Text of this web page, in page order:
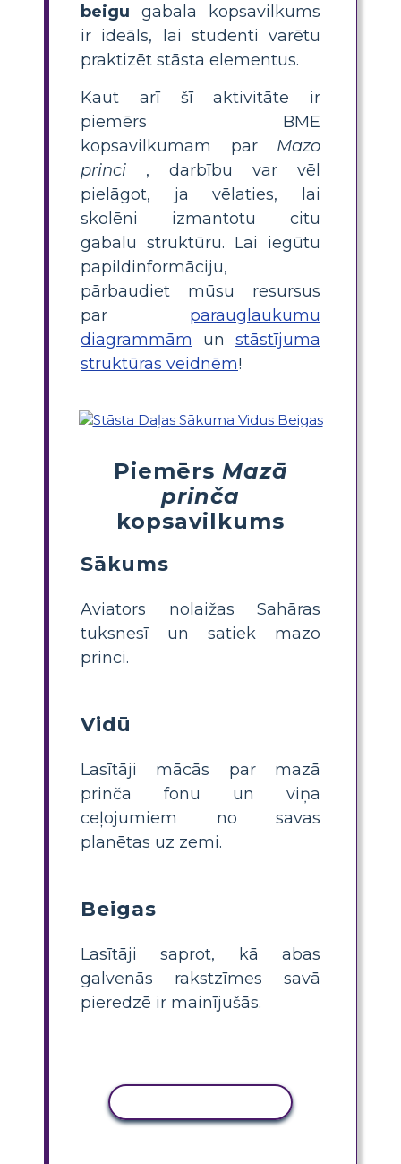
beigu gabala kopsavilkums
ir ideāls, lai studenti varētu
praktizēt stāsta elementus.
Kaut arī šī aktivitāte ir
piemērs BME
kopsavilkumam par Mazo
princi , darbību var vēl
pielāgot, ja vēlaties, lai
skolēni izmantotu citu
gabalu struktūru. Lai iegūtu
papildinformāciju,
pārbaudiet mūsu resursus
par parauglaukumu
diagrammām un stāstījuma
struktūras veidnēm!
Piemērs Mazā
prinča
kopsavilkums
Sākums
Aviators nolaižas Sahāras
tuksnesī un satiek mazo
princi.
Vidū
Lasītāji mācās par mazā
prinča fonu un viņa
ceļojumiem no savas
planētas uz zemi.
Beigas
Lasītāji saprot, kā abas
galvenās rakstzīmes savā
pieredzē ir mainījušās.